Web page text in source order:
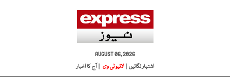
AUGUST 06, 2026
اشتہار لگائیں |
لائیو ٹی وی | آج کا اخبار